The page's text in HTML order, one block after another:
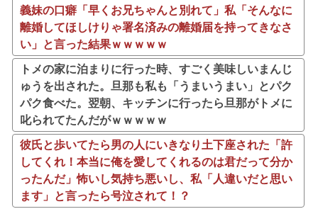
義妹の口癖「早くお兄ちゃんと別れて」私「そんなに
離婚してほしけりゃ署名済みの離婚届を持ってきなさ
い」と言った結果ｗｗｗｗｗ
トメの家に泊まりに行った時、すごく美味しいまんじ
ゅうを出された。旦那も私も「うまいうまい」とパク
パク食べた。翌朝、キッチンに行ったら旦那がトメに
叱られてたんだがｗｗｗｗｗ
彼氏と歩いてたら男の人にいきなり土下座された「許
してくれ！本当に俺を愛してくれるのは君だって分か
ったんだ」怖いし気持ち悪いし、私「人違いだと思い
ます」と言ったら号泣されて！？